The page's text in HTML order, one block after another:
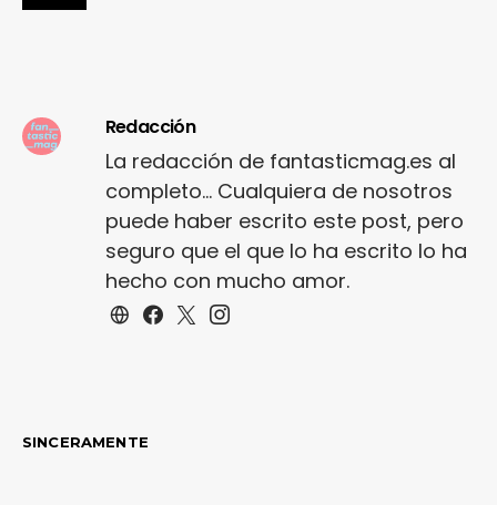
Redacción
La redacción de fantasticmag.es al
completo... Cualquiera de nosotros
puede haber escrito este post, pero
seguro que el que lo ha escrito lo ha
hecho con mucho amor.
SINCERAMENTE